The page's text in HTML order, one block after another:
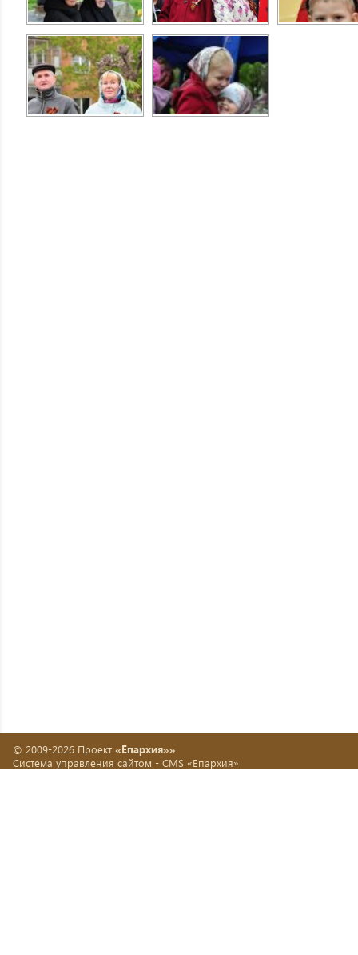
© 2009-2026 Проект «Епархия»»
Система управления сайтом - CMS «Епархия»